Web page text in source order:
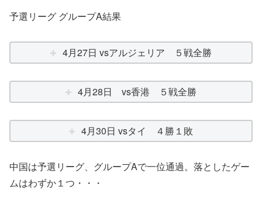
予選リーグ グループA結果
4月27日 vsアルジェリア ５戦全勝
4月28日 vs香港 ５戦全勝
4月30日 vsタイ ４勝１敗
中国は予選リーグ、グループAで一位通過。落としたゲー
ムはわずか１つ・・・